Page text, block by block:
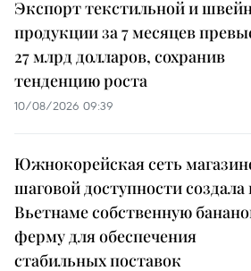
Экспорт текстильной и
продукции за 7 месяцев
27 млрд долларов, сохранив
тенденцию роста
10/08/2026 09:39
Южнокорейская сеть
шаговой доступности создала
Вьетнаме собственную
ферму для обеспечения
стабильных поставок